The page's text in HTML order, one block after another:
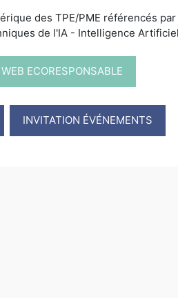
des TPE/PME référencés
de l'IA - Intelligence
ECORESPONSABLE
INVITATION ÉVÉNEMENTS